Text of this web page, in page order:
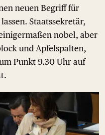
neuen Begriff für
Staatssekretär,
nobel, aber
und Apfelspalten,
Punkt 9.30 Uhr auf